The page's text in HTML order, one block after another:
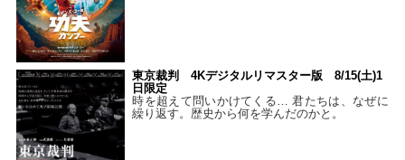
東京裁判 4Kデジタルリマスター版 8/15(土)1
日限定
時を超えて問いかけてくる… 君たちは、なぜに
繰り返す。歴史から何を学んだのかと。